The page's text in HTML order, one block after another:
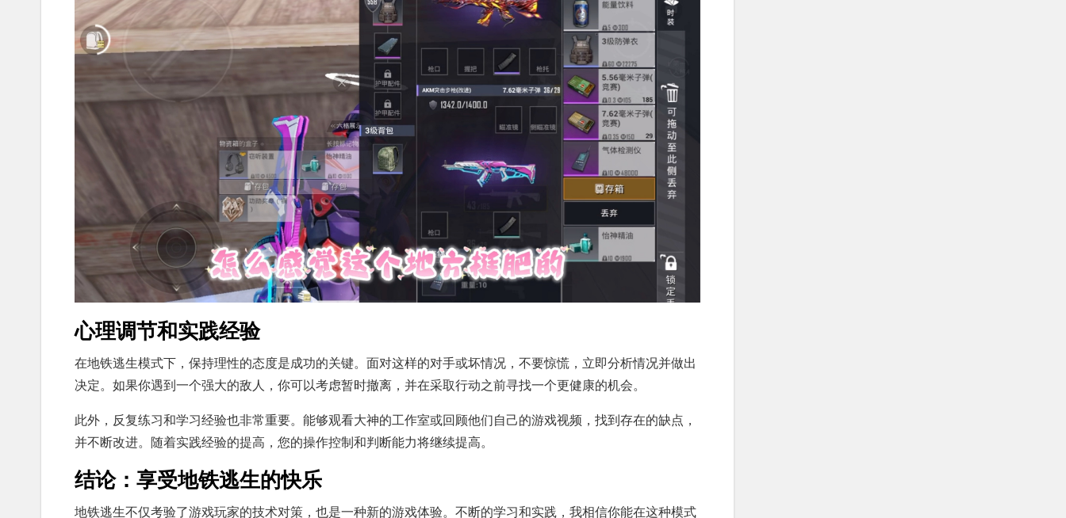
心理调节和实践经验
在地铁逃生模式下，保持理性的态度是成功的关键。面对这样的对手或坏情况，不要惊慌，立即分析情况并做出
决定。如果你遇到一个强大的敌人，你可以考虑暂时撤离，并在采取行动之前寻找一个更健康的机会。
此外，反复练习和学习经验也非常重要。能够观看大神的工作室或回顾他们自己的游戏视频，找到存在的缺点，
并不断改进。随着实践经验的提高，您的操作控制和判断能力将继续提高。
结论：享受地铁逃生的快乐
地铁逃生不仅考验了游戏玩家的技术对策，也是一种新的游戏体验。不断的学习和实践，我相信你能在这种模式